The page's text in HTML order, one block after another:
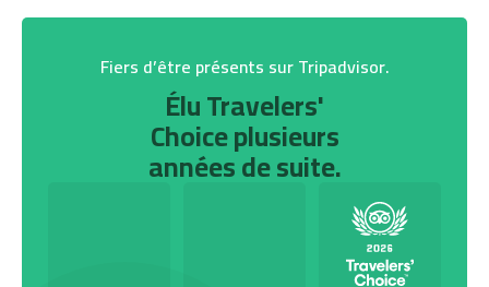
Fiers d’être présents sur Tripadvisor.
Élu Travelers'
Choice plusieurs
années de suite.